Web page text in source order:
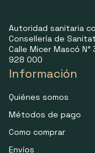
Autoridad sanitaria
Consellería de
Calle Micer Mascó
928 000
Información
Quiénes somos
Métodos de pago
Como comprar
Envíos